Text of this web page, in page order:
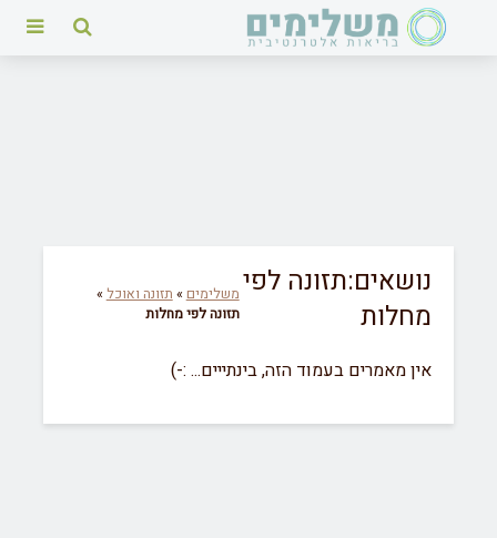
נושאים:תזונה לפי
מחלות
משלימים » תזונה ואוכל »
תזונה לפי מחלות
אין מאמרים בעמוד הזה, בינתייים... :-)